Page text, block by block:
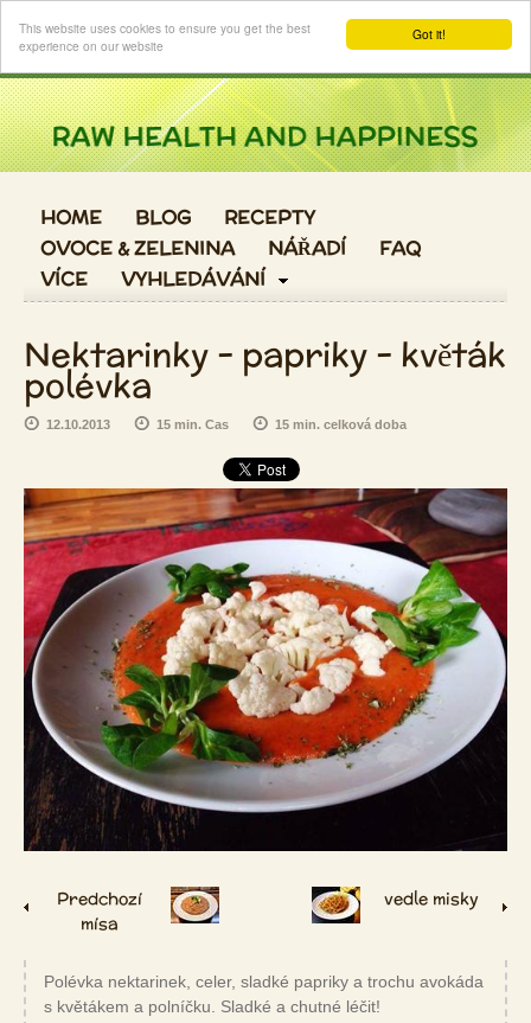
Got it!
This website uses cookies to ensure you get the best
experience on our website
Login
HOME BLOG
RECEPTY
OVOCE & ZELENINA
NÁŘADÍ
FAQ
VÍCE
VYHLEDÁVÁNÍ
Nektarinky - papriky - květák
polévka
12.10.2013 15 min. Cas 15 min. celková doba
Predchozí
mísa
vedle misky
Polévka nektarinek, celer, sladké papriky a trochu avokáda
s květákem a polníčku. Sladké a chutné léčit!